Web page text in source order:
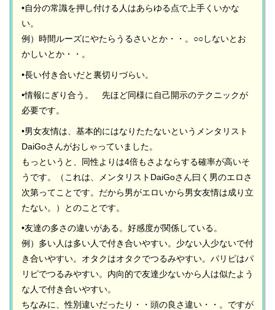
•自分の常識を押し付ける人はあらゆる点で上手くいかな
い。
例）時間ルーズにやたらうるさいとか・・。○○しないとお
かしいとか・・。
•長い付き合いだと裏切りづらい。
•情報にぎり合う。 先ほど同様に自己開示のテクニックが
必要です。
•男女友情は、基本的にはなりたたないというメンタリスト
DaiGoさんがおしゃっていました。
もっというと、同性よりは4倍もさよならする確率が高いそ
うです。（これは、メンタリストDaiGoさん曰く男のエロさ
次第ってことです。だから男がエロいから男女友情は成り立
たない。）とのことです。
•友達の多さの違いがある。好感度が関係している。
例）多い人は多い人で付き合いやすい。少ない人少ないで付
き合いやすい。オタクはオタクでつるみやすい。パリピはパ
リピでつるみやすい。内向的で友達少ないから人は似たよう
な人で付き合いやすい。
ちなみに、性別違いだったり・・頭の良さ違い・・。ですが